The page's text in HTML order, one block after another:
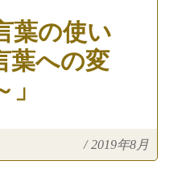
葉の使い
葉への変
/ 2019年8月